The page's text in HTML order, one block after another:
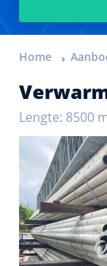
Home
Lengte: 8500